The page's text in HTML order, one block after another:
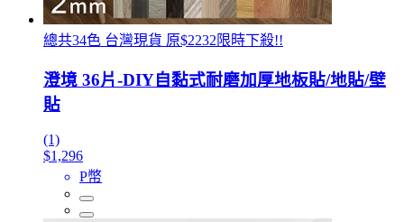
總共34色 台灣現貨 原$2232限時下殺!!
澄境 36片-DIY自黏式耐磨加厚地板貼/地貼/壁
貼
(1)
$1,296
P幣